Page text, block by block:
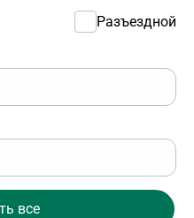
Разъездной
все